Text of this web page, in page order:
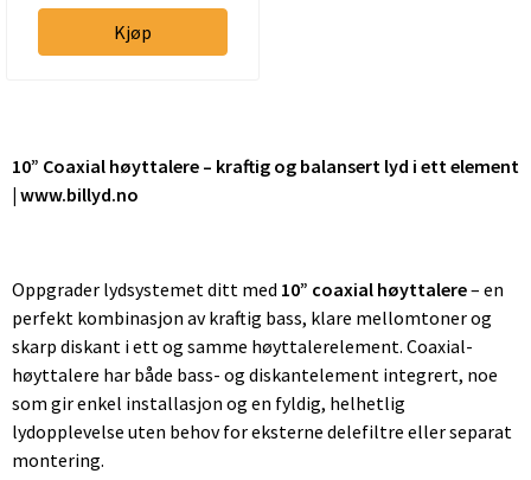
Kjøp
10” Coaxial høyttalere – kraftig og balansert lyd i ett element
| www.billyd.no
Oppgrader lydsystemet ditt med 10” coaxial høyttalere– en
perfekt kombinasjon av kraftig bass, klare mellomtoner og
skarp diskant i ett og samme høyttalerelement. Coaxial-
høyttalere har både bass- og diskantelement integrert, noe
som gir enkel installasjon og en fyldig, helhetlig
lydopplevelse uten behov for eksterne delefiltre eller separat
montering.